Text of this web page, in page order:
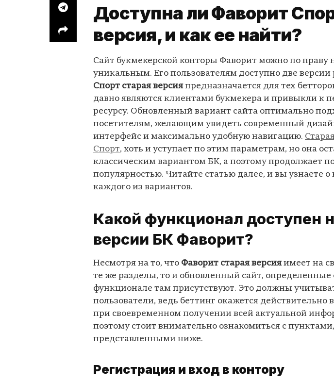
Доступна ли Фаворит
версия, и как ее найти?
Сайт букмекерской конторы Фаворит можно по праву
уникальным. Его пользователям доступно две версии
Спорт старая версияпредназначается для тех
давно являются клиентами букмекера и привыкли к
ресурсу. Обновленный вариант сайта оптимально
посетителям, желающим увидеть современный
интерфейс и максимально удобную навигацию.
Спорт, хоть и уступает по этим параметрам, но она
классическим вариантом БК, а поэтому продолжает
популярностью. Читайте статью далее, и вы узнаете о
каждого из вариантов.
Какой функционал доступен
версии БК Фаворит?
Несмотря на то, что Фаворит старая версияимеет на
те же разделы, то и обновленный сайт, определенные
функционале там присутствуют. Это должны
пользователи, ведь беттинг окажется
при своевременном получении всей актуальной
поэтому стоит внимательно ознакомиться с пунктами,
представленными ниже.
Регистрация и вход в контору